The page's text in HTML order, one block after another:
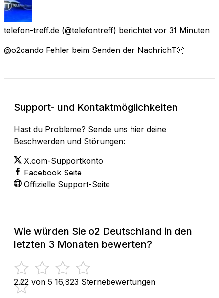
telefon-treff.de (@telefontreff) berichtet vor 31 Minuten
@o2cando Fehler beim Senden der NachrichT🤔
Support- und Kontaktmöglichkeiten
Hast du Probleme? Sende uns hier deine
Beschwerden und Störungen:
X.com-Supportkonto
Facebook Seite
Offizielle Support-Seite
Wie würden Sie o2 Deutschland in den
letzten 3 Monaten bewerten?
2.22 von 5 16,823 Sternebewertungen